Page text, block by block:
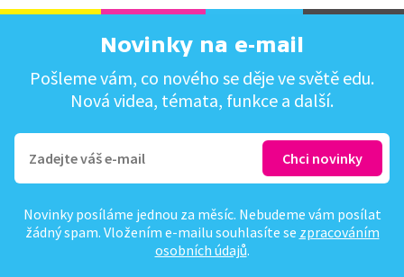
Novinky na e-mail
Pošleme vám, co nového se děje ve světě edu.
Nová videa, témata, funkce a další.
Novinky posíláme jednou za měsíc. Nebudeme vám posílat
žádný spam. Vložením e-mailu souhlasíte se zpracováním
osobních údajů.